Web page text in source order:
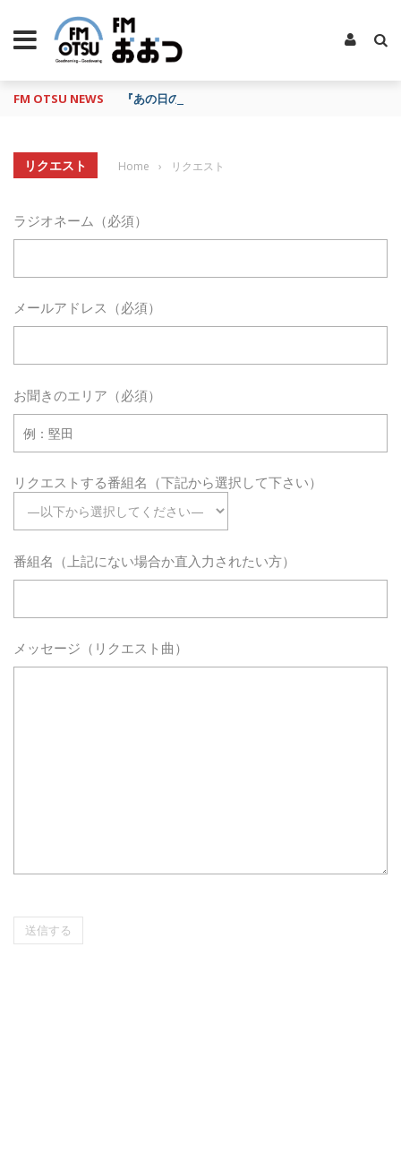
FM OTSU NEWS 『あの日の放送、もう一度聴きたいな…』にお応え
リクエスト Home › リクエスト
ラジオネーム（必須）
メールアドレス（必須）
お聞きのエリア（必須）
リクエストする番組名（下記から選択して下さい）
番組名（上記にない場合か直入力されたい方）
メッセージ（リクエスト曲）